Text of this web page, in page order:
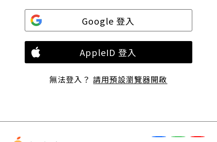
Google 登入
AppleID 登入
無法登入？請用預設瀏覽器開啟